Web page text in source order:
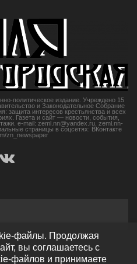
политическое издание. Учреждено 15
и Законодательное Собрание
защита интересов крестьянства и всех
Газета и сайт — новости, события,
e-mail: zeml.nn@yandex.ru, zeml.nn-
страницы в соцсетях: ВКонтакте
zn_newspaper
файлы. Продолжая
вы соглашаетесь с
файлов и принимаете